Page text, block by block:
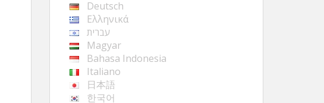
Deutsch
Ελληνικά
עברית
Magyar
Bahasa Indonesia
Italiano
日本語
한국어